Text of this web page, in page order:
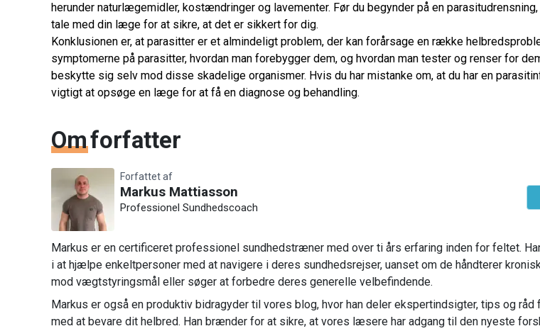
herunder naturlægemidler, kostændringer og lavementer. Før du begynder på en
tale med din læge for at sikre, at det er sikkert for dig.
Konklusionen er, at parasitter er et almindeligt problem, der kan forårsage en række
symptomerne på parasitter, hvordan man forebygger dem, og hvordan man tester og renser for
beskytte sig selv mod disse skadelige organismer. Hvis du har mistanke om, at du har en
vigtigt at opsøge en læge for at få en diagnose og behandling.
Omforfatter
Forfattet af
Markus Mattiasson
Professionel Sundhedscoach
Markus er en certificeret professionel sundhedstræner med over ti års erfaring inden for feltet.
i at hjælpe enkeltpersoner med at navigere i deres sundhedsrejser, uanset om de håndterer
mod vægtstyringsmål eller søger at forbedre deres generelle velbefindende.
Markus er også en produktiv bidragyder til vores blog, hvor han deler ekspertindsigter, tips og
med at bevare dit helbred. Han brænder for at sikre, at vores læsere har adgang til den nyeste